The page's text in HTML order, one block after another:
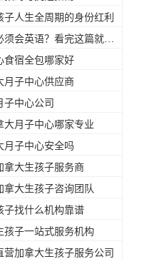
子人生全周期的身份红利
英语？看完这篇就不焦虑了
食宿全包哪家好
月子中心供应商
子中心公司
大月子中心哪家专业
月子中心安全吗
拿大生孩子服务商
拿大生孩子咨询团队
子找什么机构靠谱
孩子一站式服务机构
营加拿大生孩子服务公司